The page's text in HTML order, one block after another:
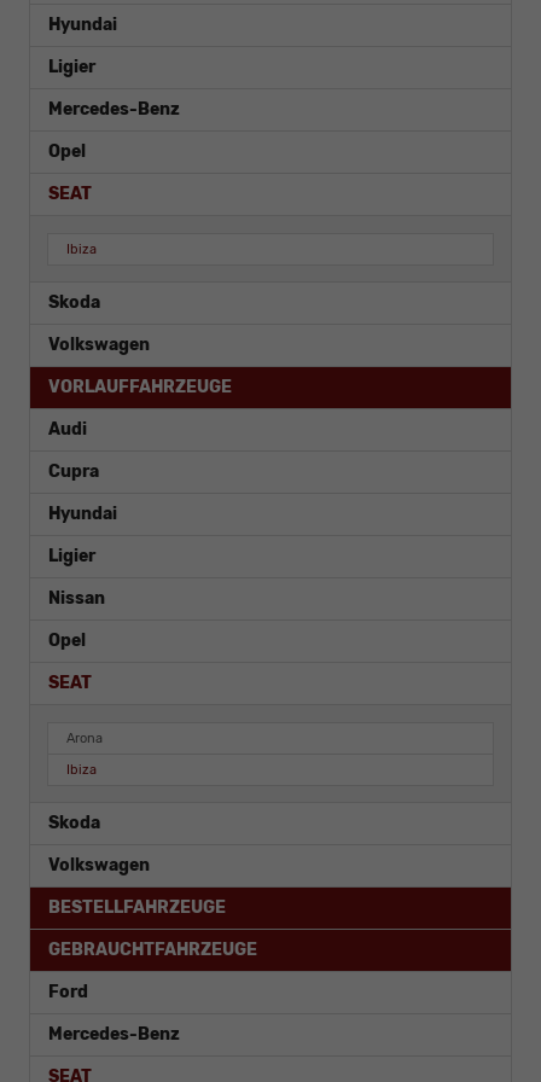
Hyundai
Ligier
Mercedes-Benz
Opel
SEAT
Ibiza
Skoda
Volkswagen
VORLAUFFAHRZEUGE
Audi
Cupra
Hyundai
Ligier
Nissan
Opel
SEAT
Arona
Ibiza
Skoda
Volkswagen
BESTELLFAHRZEUGE
GEBRAUCHTFAHRZEUGE
Ford
Mercedes-Benz
SEAT